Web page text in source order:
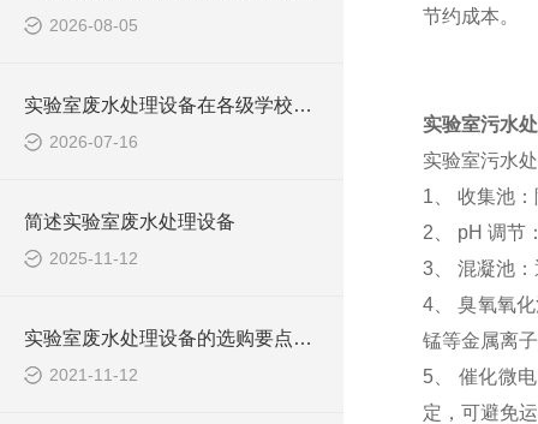
2026-08-05
实验室废水处理设备在各级学校的应用
2026-07-16
简述实验室废水处理设备
2025-11-12
实验室废水处理设备的选购要点，你知道多少？
2021-11-12
节约成本。
实验室污水
实验室污水
1、 收集池
2、 pH 调节
3、 混凝池
4、 臭氧氧
锰等金属离
5、 催化微
定，可避免